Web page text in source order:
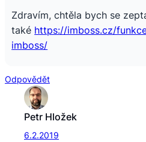
Zdravím, chtěla bych se
také https://imboss.cz/
imboss/
Odpovědět
Petr Hložek
6.2.2019